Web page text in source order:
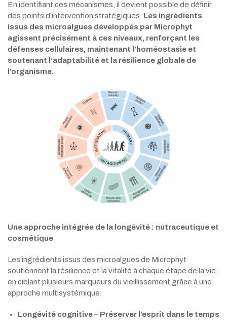
En identifiant ces mécanismes, il devient possible de définir
des points d’intervention stratégiques. Les ingrédients
issus des microalgues développés par Microphyt
agissent précisément à ces niveaux, renforçant les
défenses cellulaires, maintenant l’homéostasie et
soutenant l’adaptabilité et la résilience globale de
l’organisme.
Une approche intégrée de la longévité : nutraceutique et
cosmétique
Les ingrédients issus des microalgues de Microphyt
soutiennent la résilience et la vitalité à chaque étape de la vie,
en ciblant plusieurs marqueurs du vieillissement grâce à une
approche multisystémique.
Longévité cognitive – Préserver l’esprit dans le temps